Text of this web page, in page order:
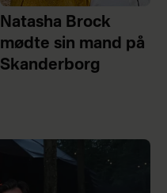
Natasha Brock
mødte sin mand på
Skanderborg